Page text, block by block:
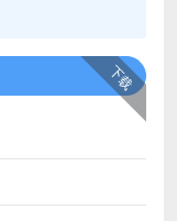
下载